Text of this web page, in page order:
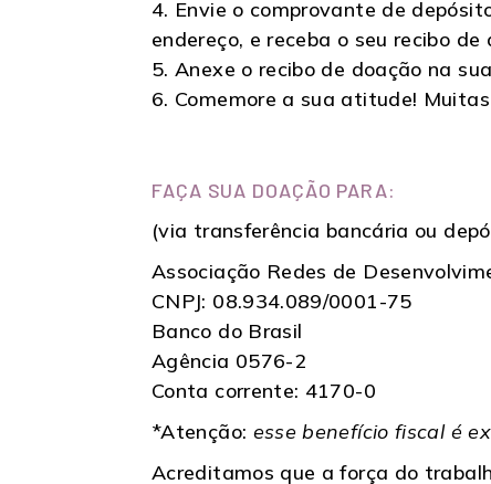
4. Envie o comprovante de
endereço, e receba o seu recibo de
5. Anexe o recibo de doação na
6. Comemore a sua atitude!
FAÇA SUA DOAÇÃO PARA:
(via transferência bancária ou
Associação Redes de
CNPJ: 08.934.089/0001-75
Banco do Brasil
Agência 0576-2
Conta corrente: 4170-0
*Atenção: esse benefício fiscal é
Acreditamos que a força do